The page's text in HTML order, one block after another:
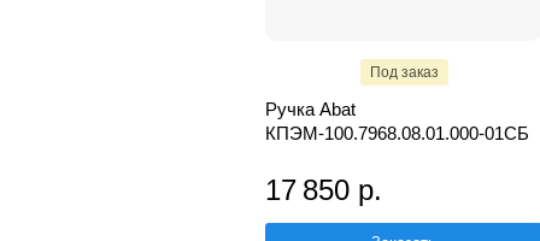
Под заказ
Ручка Abat
КПЭМ-100.7968.08.01.000-01СБ
17 850 р.